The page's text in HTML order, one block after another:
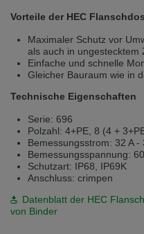
Váš prohlížeč se zdá být v jiném
stránka je k dispozici také v
verzi?
We have detected, that your
selected one. This website is also
switch to the English version?
Switch to English version
Vorteile der HEC
Maximaler Schutz vor
als auch in ungestecktem
Einfache und schnelle
Gleicher Bauraum wie in
Technische Eigenschaften
Serie: 696
Polzahl: 4+PE, 8 (4 +
Bemessungsstrom: 32 A -
Bemessungsspannung:
Schutzart: IP68, IP69K
Anschluss: crimpen
Datenblatt der HEC
von Binder